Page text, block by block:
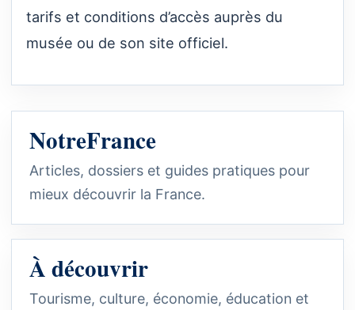
tarifs et conditions d’accès auprès du
musée ou de son site officiel.
NotreFrance
Articles, dossiers et guides pratiques pour
mieux découvrir la France.
À découvrir
Tourisme, culture, économie, éducation et